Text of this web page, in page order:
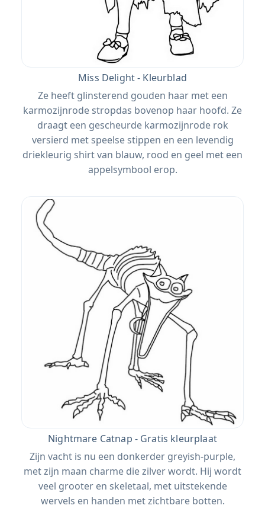
Miss Delight - Kleurblad
Ze heeft glinsterend gouden haar met een
karmozijnrode stropdas bovenop haar hoofd. Ze
draagt ​​een gescheurde karmozijnrode rok
versierd met speelse stippen en een levendig
driekleurig shirt van blauw, rood en geel met een
appelsymbool erop.
Nightmare Catnap - Gratis kleurplaat
Zijn vacht is nu een donkerder greyish-purple,
met zijn maan charme die zilver wordt. Hij wordt
veel grooter en skeletaal, met uitstekende
wervels en handen met zichtbare botten.